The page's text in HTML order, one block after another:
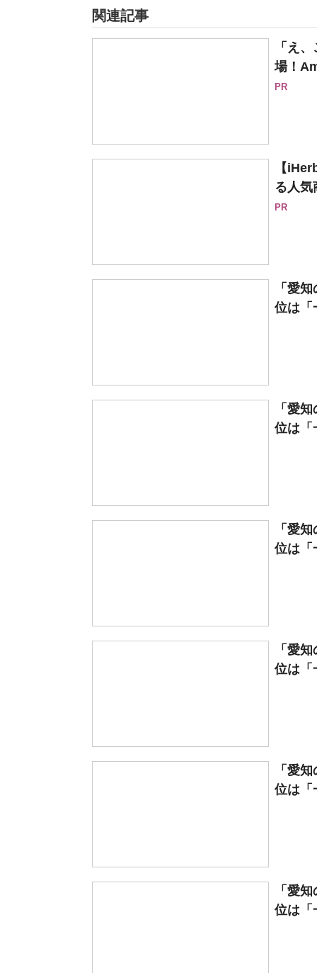
関連記事
「え
場！
PR
【
る人気
PR
「愛
位は「
「愛
位は「
「愛
位は「
「愛
位は「
「愛
位は「
「愛
位は「